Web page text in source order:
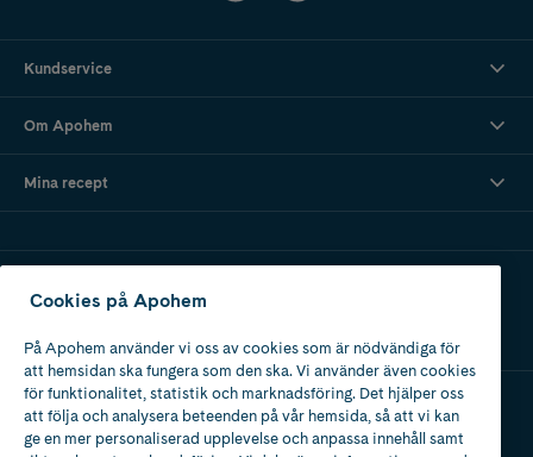
Kundservice
Om Apohem
Mina recept
Apotek med tillstånd
av Läkemedelsverket
Cookies på Apohem
På Apohem använder vi oss av cookies som är nödvändiga för
att hemsidan ska fungera som den ska. Vi använder även cookies
för funktionalitet, statistik och marknadsföring. Det hjälper oss
att följa och analysera beteenden på vår hemsida, så att vi kan
ge en mer personaliserad upplevelse och anpassa innehåll samt